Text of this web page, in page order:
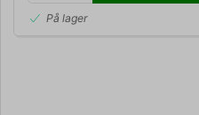
På lager